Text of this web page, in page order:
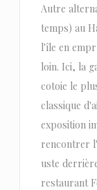
Autre
temps) au
l'île en
loin. Ici, la
cotoie le
classique
exposition
rencontrer
uste
restaurant